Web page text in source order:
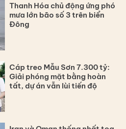
Thanh Hóa chủ động ứng phó
mưa lớn bão số 3 trên biển
Đông
Cáp treo Mẫu Sơn 7.300 tỷ:
Giải phóng mặt bằng hoàn
tất, dự án vẫn lùi tiến độ